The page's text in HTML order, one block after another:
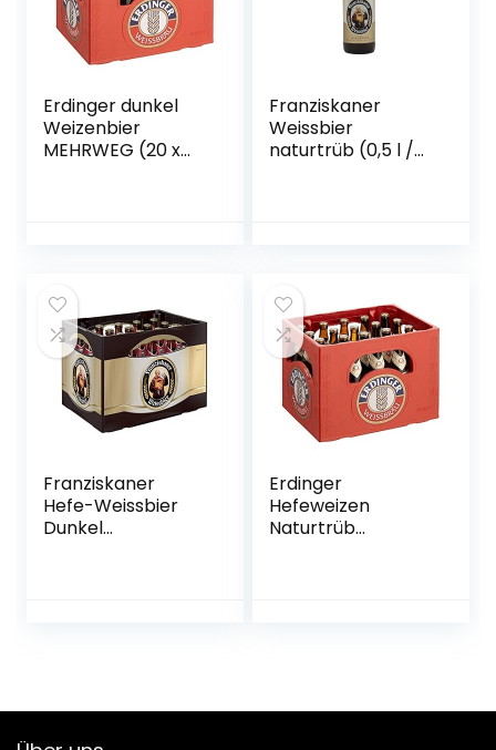
Erdinger dunkel
Weizenbier
MEHRWEG (20 x
Franziskaner
Weissbier
naturtrüb (0,5 l /
Franziskaner
Hefe-Weissbier
Dunkel
Erdinger
Hefeweizen
Naturtrüb